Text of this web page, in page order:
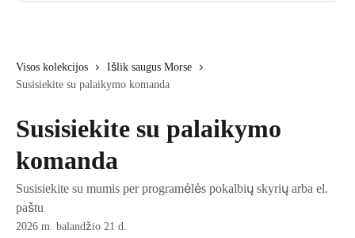
Visos kolekcijos
Išlik saugus Morse
Susisiekite su palaikymo komanda
Susisiekite su palaikymo
komanda
Susisiekite su mumis per programėlės pokalbių skyrių arba el.
paštu
2026 m. balandžio 21 d.